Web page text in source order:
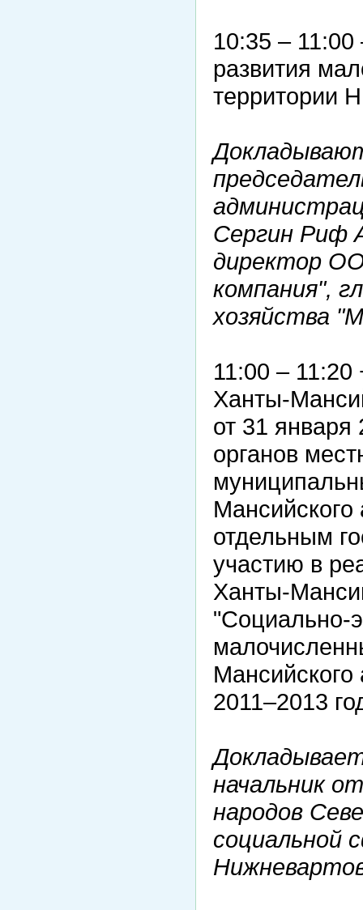
10:35 – 11:00
развития
территории
Сергин Риф
директор
компания",
хозяйства
11:00 –
Ханты-
от 31
органов
отдельным
участию в
Ханты-
"Социально-
Мансийского
2011–2013
начальник
народов
социальной